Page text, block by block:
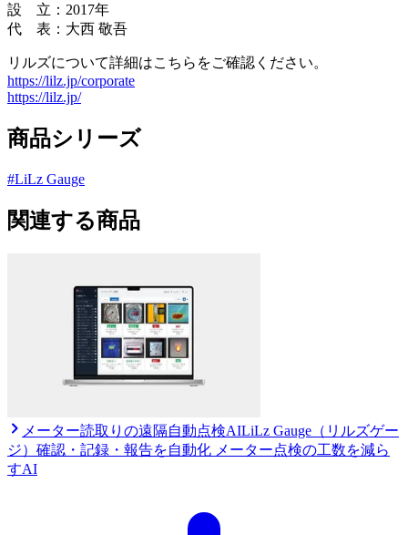
設 立：2017年
代 表：大西 敬吾
リルズについて詳細はこちらをご確認ください。
https://lilz.jp/corporate
https://lilz.jp/
商品シリーズ
#LiLz Gauge
関連する商品
メーター読取りの遠隔自動点検AILiLz Gauge（リルズゲー
ジ） 確認・記録・報告を自動化 メーター点検の工数を減ら
すAI